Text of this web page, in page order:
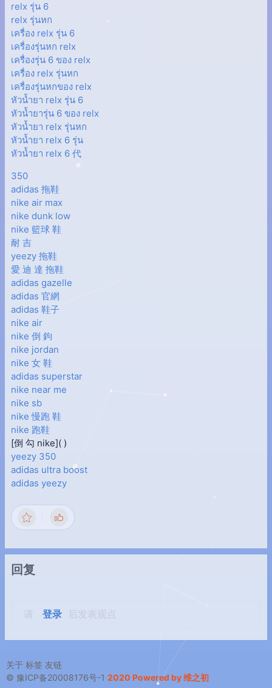
relx รุ่น 6
relx รุ่นหก
เครื่อง relx รุ่น 6
เครื่องรุ่นหก relx
เครื่องรุ่น 6 ของ relx
เครื่อง relx รุ่นหก
เครื่องรุ่นหกของ relx
หัวน้ำยา relx รุ่น 6
หัวน้ำยารุ่น 6 ของ relx
หัวน้ำยา relx รุ่นหก
หัวน้ำยา relx 6 รุ่น
หัวน้ำยา relx 6 代
350
adidas 拖鞋
nike air max
nike dunk low
nike 籃球 鞋
耐 吉
yeezy 拖鞋
愛 迪 達 拖鞋
adidas gazelle
adidas 官網
adidas 鞋子
nike air
nike 倒 鉤
nike jordan
nike 女 鞋
adidas superstar
nike near me
nike sb
nike 慢跑 鞋
nike 跑鞋
[倒 勾 nike]( )
yeezy 350
adidas ultra boost
adidas yeezy
回复
请 登录 后发表观点
关于 标签 友链
© 豫ICP备20008176号-1 2020 Powered by 维之初